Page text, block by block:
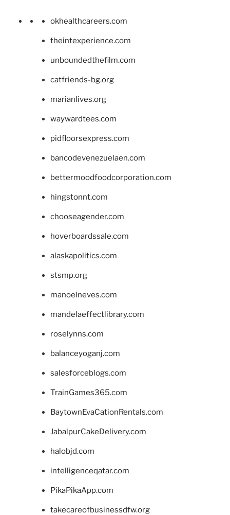
okhealthcareers.com
theintexperience.com
unboundedthefilm.com
catfriends-bg.org
marianlives.org
waywardtees.com
pidfloorsexpress.com
bancodevenezuelaen.com
bettermoodfoodcorporation.com
hingstonnt.com
chooseagender.com
hoverboardssale.com
alaskapolitics.com
stsmp.org
manoelneves.com
mandelaeffectlibrary.com
roselynns.com
balanceyoganj.com
salesforceblogs.com
TrainGames365.com
BaytownEvaCationRentals.com
JabalpurCakeDelivery.com
halobjd.com
intelligenceqatar.com
PikaPikaApp.com
takecareofbusinessdfw.org